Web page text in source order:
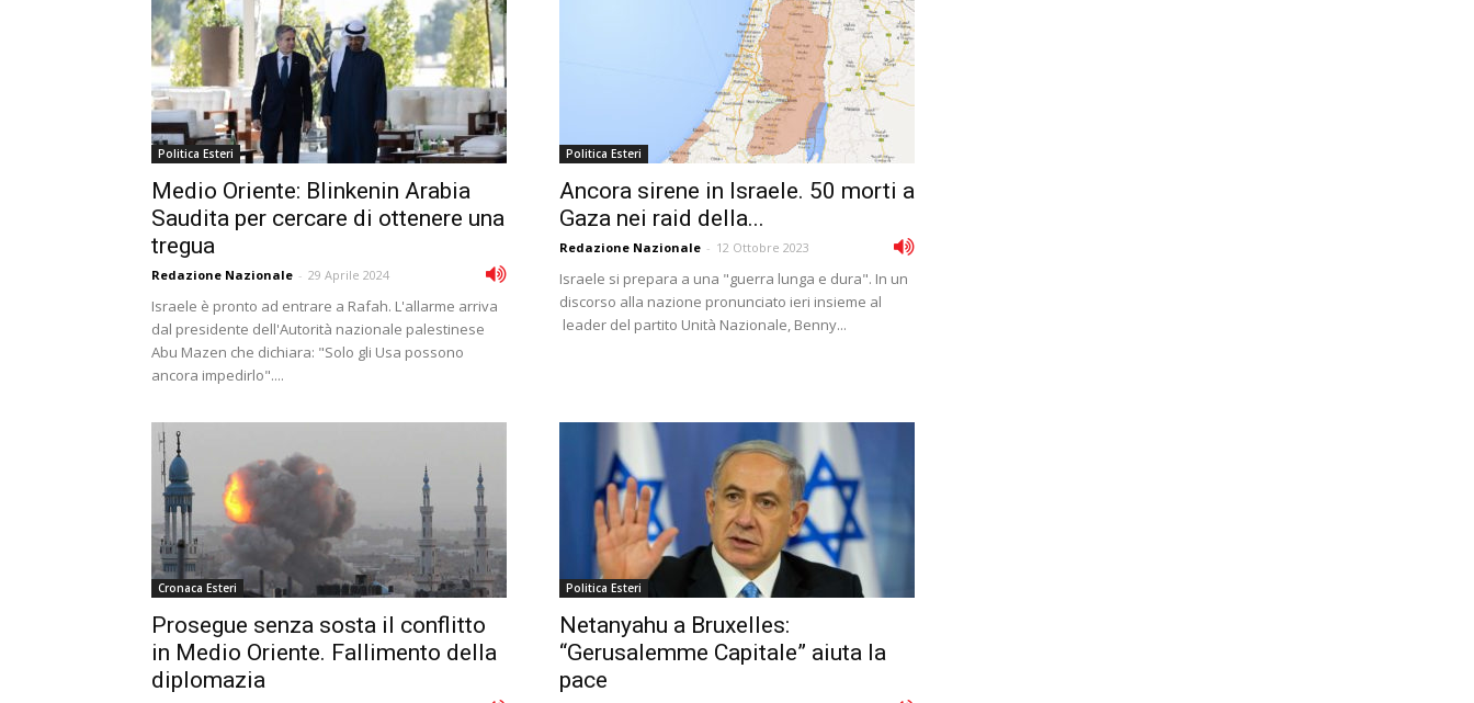
Politica Esteri
Medio Oriente: Blinkenin Arabia
Saudita per cercare di ottenere una
tregua
Redazione Nazionale - 29 Aprile 2024
Israele è pronto ad entrare a Rafah. L'allarme arriva
dal presidente dell'Autorità nazionale palestinese
Abu Mazen che dichiara: "Solo gli Usa possono
ancora impedirlo"....
Politica Esteri
Ancora sirene in Israele. 50 morti a
Gaza nei raid della...
Redazione Nazionale - 12 Ottobre 2023
Israele si prepara a una "guerra lunga e dura". In un
discorso alla nazione pronunciato ieri insieme al
leader del partito Unità Nazionale, Benny...
Cronaca Esteri
Prosegue senza sosta il conflitto
in Medio Oriente. Fallimento della
diplomazia
Politica Esteri
Netanyahu a Bruxelles:
“Gerusalemme Capitale” aiuta la
pace